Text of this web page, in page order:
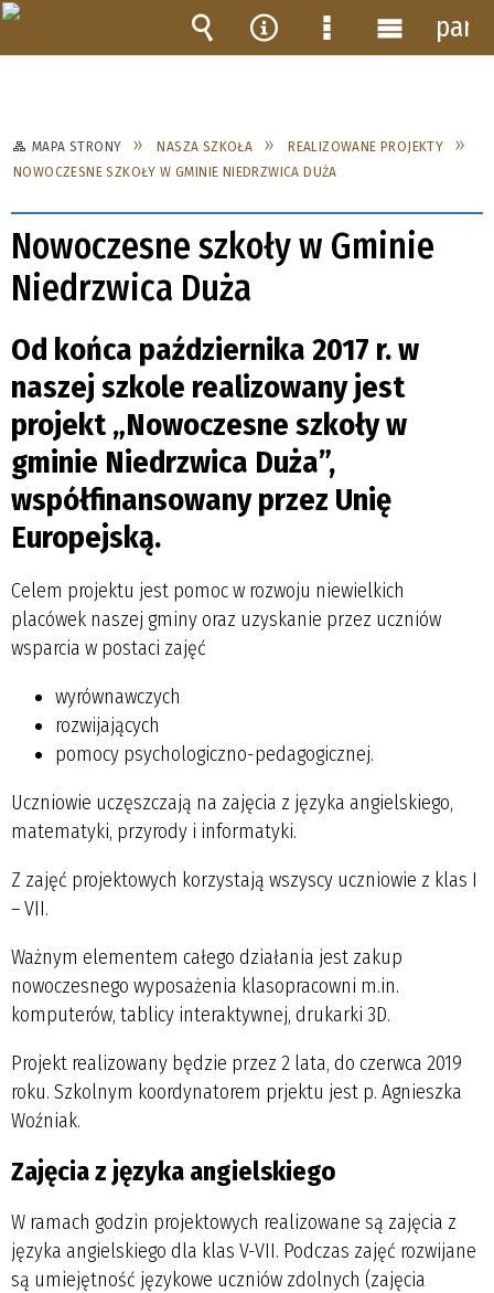
MAPA STRONY NASZA SZKOŁA
REALIZOWANE PROJEKTY
NOWOCZESNE SZKOŁY W GMINIE NIEDRZWICA DUŻA
Nowoczesne szkoły w Gminie
Niedrzwica Duża
Od końca października 2017 r. w
naszej szkole realizowany jest
projekt „Nowoczesne szkoły w
gminie Niedrzwica Duża”,
współfinansowany przez Unię
Europejską.
Celem projektu jest pomoc w rozwoju niewielkich
placówek naszej gminy oraz uzyskanie przez uczniów
wsparcia w postaci zajęć
wyrównawczych
rozwijających
pomocy psychologiczno-pedagogicznej.
Uczniowie uczęszczają na zajęcia z języka angielskiego,
matematyki, przyrody i informatyki.
Z zajęć projektowych korzystają wszyscy uczniowie z klas I
– VII.
Ważnym elementem całego działania jest zakup
nowoczesnego wyposażenia klasopracowni m.in.
komputerów, tablicy interaktywnej, drukarki 3D.
Projekt realizowany będzie przez 2 lata, do czerwca 2019
roku. Szkolnym koordynatorem prjektu jest p. Agnieszka
Woźniak.
Zajęcia z języka angielskiego
W ramach godzin projektowych realizowane są zajęcia z
języka angielskiego dla klas V-VII. Podczas zajęć rozwijane
są umiejętność językowe uczniów zdolnych (zajęcia
Wyszukiwarka
Narzędzia
MenuMenu